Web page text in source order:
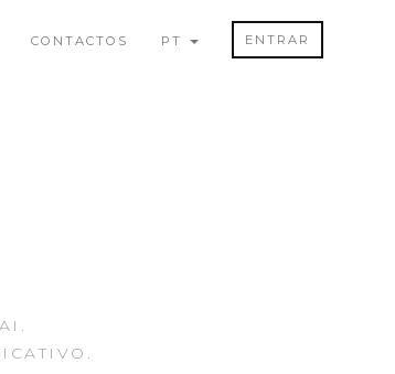
CONTACTOS PT ENTRAR